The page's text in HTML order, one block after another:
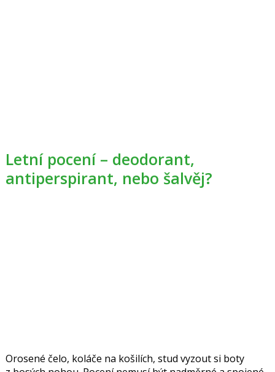
Letní pocení – deodorant,
antiperspirant, nebo šalvěj?
Orosené čelo, koláče na košilích, stud vyzout si boty